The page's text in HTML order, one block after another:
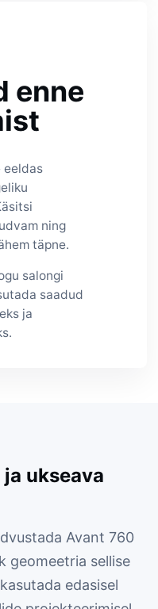
enne
eeldas
ning
täpne.
salongi
saadud
ja
ukseava
Avant 760
geomeetria sellise
edasisel